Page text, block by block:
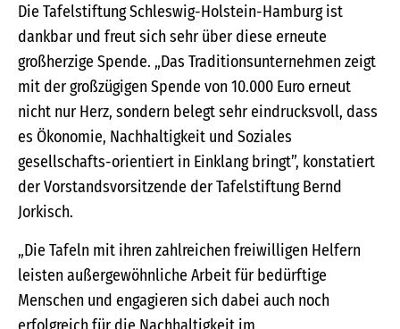
Die Tafelstiftung Schleswig-Holstein-Hamburg ist
dankbar und freut sich sehr über diese erneute
großherzige Spende. „Das Traditionsunternehmen zeigt
mit der großzügigen Spende von 10.000 Euro erneut
nicht nur Herz, sondern belegt sehr eindrucksvoll, dass
es Ökonomie, Nachhaltigkeit und Soziales
gesellschafts-orientiert in Einklang bringt”, konstatiert
der Vorstandsvorsitzende der Tafelstiftung Bernd
Jorkisch.
„Die Tafeln mit ihren zahlreichen freiwilligen Helfern
leisten außergewöhnliche Arbeit für bedürftige
Menschen und engagieren sich dabei auch noch